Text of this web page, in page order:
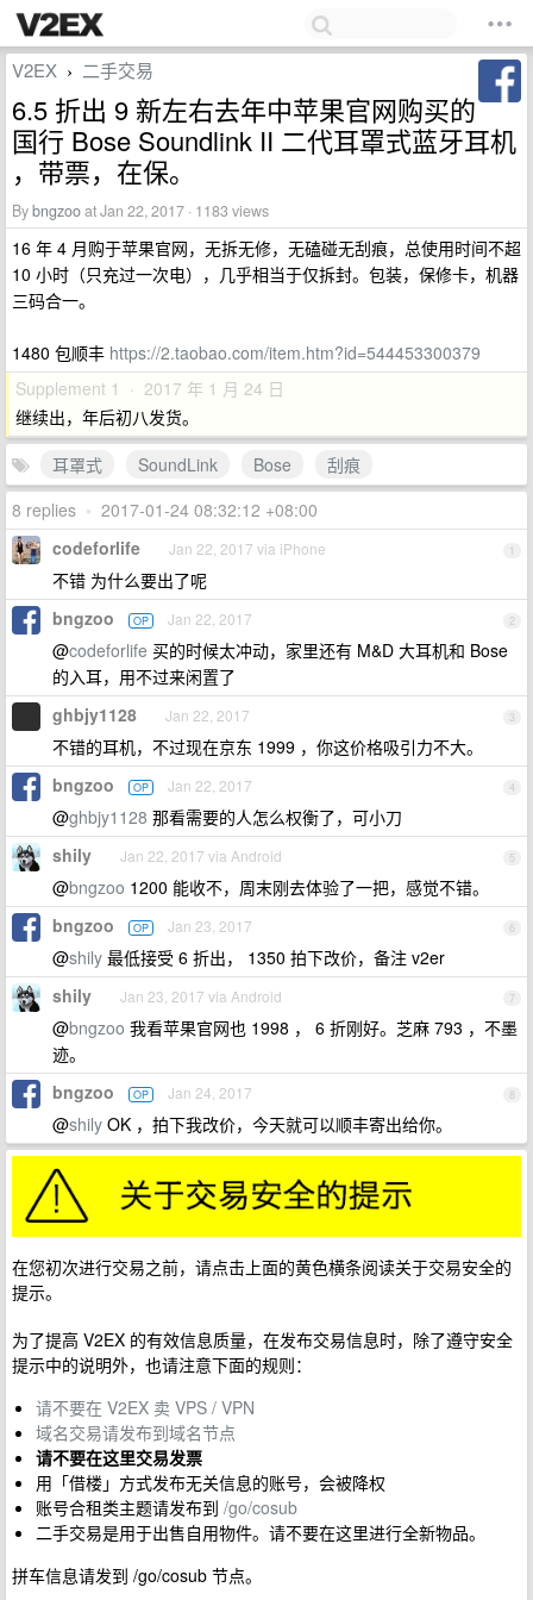
V2EX › 二手交易
6.5 折出 9 新左右去年中苹果官网购买的
国行 Bose Soundlink II 二代耳罩式蓝牙耳机
，带票，在保。
Bybngzooat Jan 22, 2017 · 1183 views
16 年 4 月购于苹果官网，无拆无修，无磕碰无刮痕，总使用时间不超
10 小时（只充过一次电），几乎相当于仅拆封。包装，保修卡，机器
三码合一。
1480 包顺丰 https://2.taobao.com/item.htm?id=544453300379
Supplement 1 · 2017 年 1 月 24 日
继续出，年后初八发货。
耳罩式
SoundLink Bose
刮痕
8 replies • 2017-01-24 08:32:12 +08:00
1
codeforlife Jan 22, 2017 via iPhone
不错 为什么要出了呢
2
bngzoo OP Jan 22, 2017
@codeforlife 买的时候太冲动，家里还有 M&D 大耳机和 Bose
的入耳，用不过来闲置了
3
ghbjy1128 Jan 22, 2017
不错的耳机，不过现在京东 1999 ，你这价格吸引力不大。
4
bngzoo OP Jan 22, 2017
@ghbjy1128 那看需要的人怎么权衡了，可小刀
5
shily Jan 22, 2017 via Android
@bngzoo 1200 能收不，周末刚去体验了一把，感觉不错。
6
bngzoo OP Jan 23, 2017
@shily 最低接受 6 折出， 1350 拍下改价，备注 v2er
7
shily Jan 23, 2017 via Android
@bngzoo 我看苹果官网也 1998 ， 6 折刚好。芝麻 793 ，不墨
迹。
8
bngzoo OP Jan 24, 2017
@shily OK ，拍下我改价，今天就可以顺丰寄出给你。
在您初次进行交易之前，请点击上面的黄色横条阅读关于交易安全的
提示。
为了提高 V2EX 的有效信息质量，在发布交易信息时，除了遵守安全
提示中的说明外，也请注意下面的规则：
请不要在 V2EX 卖 VPS / VPN
域名交易请发布到域名节点
请不要在这里交易发票
用「借楼」方式发布无关信息的账号，会被降权
账号合租类主题请发布到 /go/cosub
二手交易是用于出售自用物件。请不要在这里进行全新物品。
拼车信息请发到 /go/cosub 节点。